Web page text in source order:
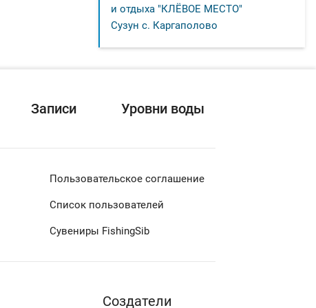
и отдыха "КЛЁВОЕ МЕСТО"
Сузун с. Каргаполово
Записи Уровни воды
Пользовательское соглашение
Список пользователей
Сувениры FishingSib
Cоздатели